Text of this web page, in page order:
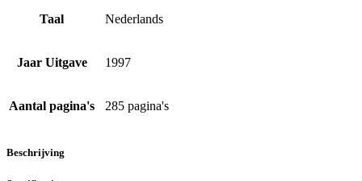
Taal Nederlands
Jaar Uitgave 1997
Aantal pagina's 285 pagina's
Beschrijving